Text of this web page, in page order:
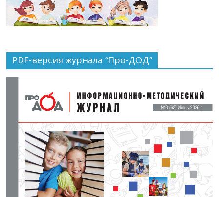
PDF-версия журнала “Про-ДОД”